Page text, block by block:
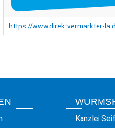
https://www.direktvermarkter-
Kanzlei